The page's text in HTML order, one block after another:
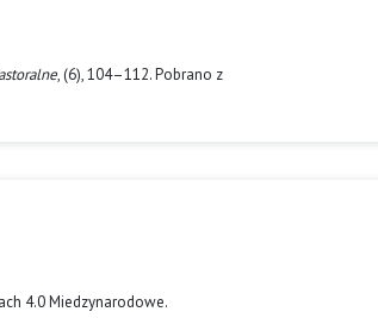
, (6), 104–112. Pobrano z
4.0 Miedzynarodowe.